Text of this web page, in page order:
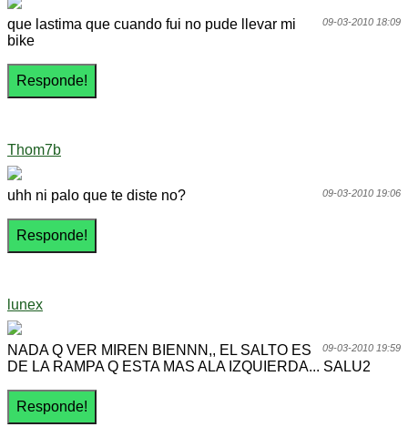
09-03-2010 18:09
que lastima que cuando fui no pude llevar mi
bike
Thom7b
09-03-2010 19:06
uhh ni palo que te diste no?
lunex
09-03-2010 19:59
NADA Q VER MIREN BIENNN,, EL SALTO ES
DE LA RAMPA Q ESTA MAS ALA IZQUIERDA... SALU2